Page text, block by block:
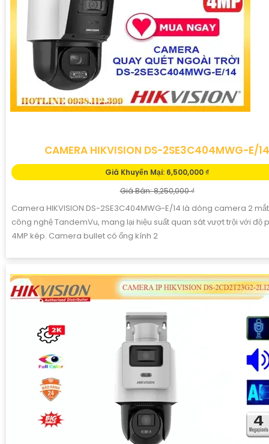
CAMERA HIKVISION DS-2SE3C404MWG-E/14
Giá Khuyến Mại: 6,500,000 ₫
Giá Bán: 8,250,000 ₫
Camera HIKVISION DS-2SE3C404MWG-E/14 là dòng camera 2
công nghệ TandemVu, mang lại hiệu suất quan sát vượt trội với độ
4MP kép. Camera bullet có ống kính 2